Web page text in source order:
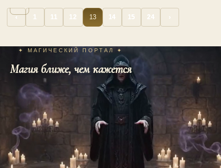
Пагинация
‹ 1 11 12 13 14 15 24 ›
✦ МАГИЧЕСКИЙ ПОРТАЛ ✦
Магия ближе, чем кажется